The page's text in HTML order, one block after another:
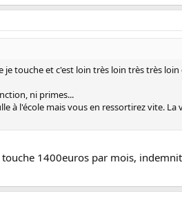
je touche et c'est loin très loin très très
ni primes...
à l'école mais vous en ressortirez vite.
touche 1400euros par mois,